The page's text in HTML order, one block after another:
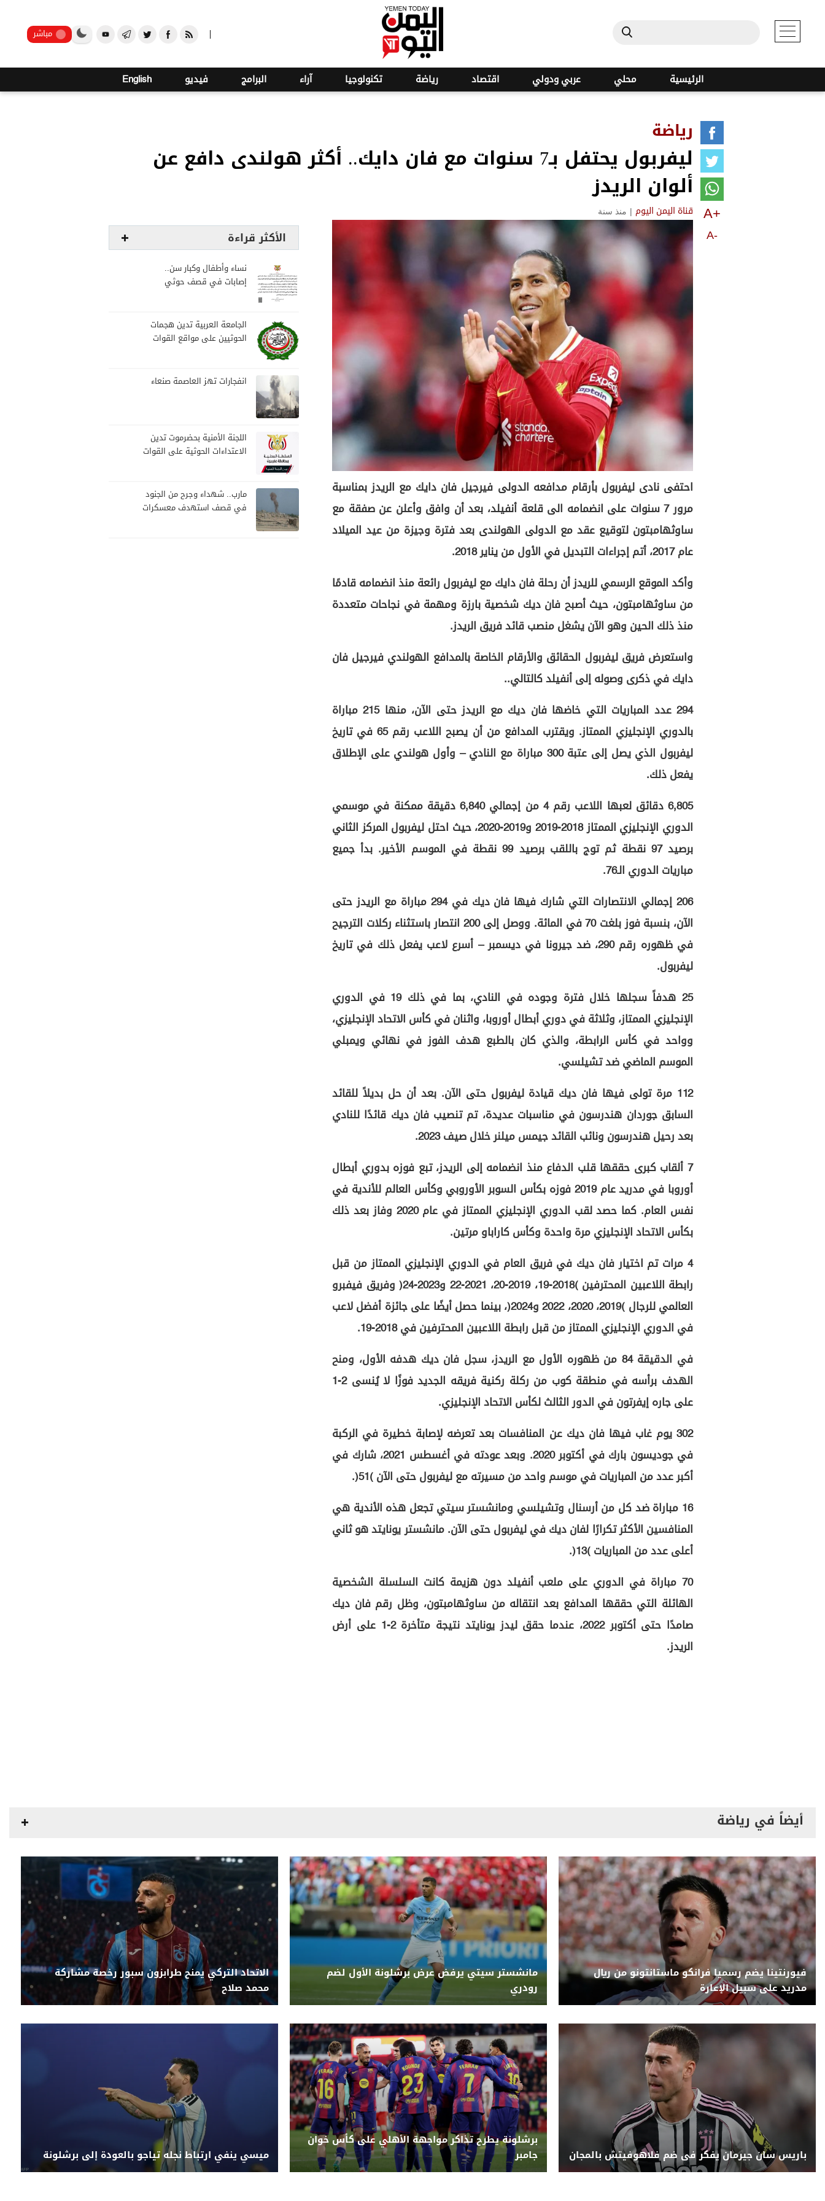
مباشر
الرئيسية محلي عربي ودولي اقتصاد رياضة تكنولوجيا آراء البرامج فيديو English
رياضة
ليفربول يحتفل بـ7 سنوات مع فان دايك.. أكثر هولندى دافع عن
ألوان الريدز
قناة اليمن اليوم | منذ سنة A+
A-
احتفى نادى ليفربول بأرقام مدافعه الدولى فيرجيل فان دايك مع الريدز بمناسبة
مرور 7 سنوات على انضمامه الى قلعة أنفيلد، بعد أن وافق وأعلن عن صفقة مع
ساوثهامبتون لتوقيع عقد مع الدولى الهولندى بعد فترة وجيزة من عيد الميلاد
عام 2017، أتم إجراءات التبديل في الأول من يناير 2018.
وأكد الموقع الرسمي للريدز أن رحلة فان دايك مع ليفربول رائعة منذ انضمامه قادمًا
من ساوثهامبتون، حيث أصبح فان ديك شخصية بارزة ومهمة في نجاحات متعددة
منذ ذلك الحين وهو الآن يشغل منصب قائد فريق الريدز.
واستعرض فريق ليفربول الحقائق والأرقام الخاصة بالمدافع الهولندي فيرجيل فان
دايك في ذكرى وصوله إلى أنفيلد كالتالي..
294 عدد المباريات التي خاضها فان ديك مع الريدز حتى الآن، منها 215 مباراة
بالدوري الإنجليزي الممتاز. ويقترب المدافع من أن يصبح اللاعب رقم 65 في تاريخ
ليفربول الذي يصل إلى عتبة 300 مباراة مع النادي – وأول هولندي على الإطلاق
يفعل ذلك.
6,805 دقائق لعبها اللاعب رقم 4 من إجمالي 6,840 دقيقة ممكنة في موسمي
الدوري الإنجليزي الممتاز 2018-2019 و2019-2020، حيث احتل ليفربول المركز الثاني
برصيد 97 نقطة ثم توج باللقب برصيد 99 نقطة في الموسم الأخير. بدأ جميع
مباريات الدوري الـ76.
206 إجمالي الانتصارات التي شارك فيها فان ديك في 294 مباراة مع الريدز حتى
الآن، بنسبة فوز بلغت 70 في المائة. ووصل إلى 200 انتصار باستثناء ركلات الترجيح
في ظهوره رقم 290، ضد جيرونا في ديسمبر – أسرع لاعب يفعل ذلك في تاريخ
ليفربول.
25 هدفاً سجلها خلال فترة وجوده في النادي، بما في ذلك 19 في الدوري
الإنجليزي الممتاز، وثلاثة في دوري أبطال أوروبا، واثنان في كأس الاتحاد الإنجليزي،
وواحد في كأس الرابطة، والذي كان بالطبع هدف الفوز في نهائي ويمبلي
الموسم الماضي ضد تشيلسي.
112 مرة تولى فيها فان ديك قيادة ليفربول حتى الآن. بعد أن حل بديلاً للقائد
السابق جوردان هندرسون في مناسبات عديدة، تم تنصيب فان ديك قائدًا للنادي
بعد رحيل هندرسون ونائب القائد جيمس ميلنر خلال صيف 2023.
7 ألقاب كبرى حققها قلب الدفاع منذ انضمامه إلى الريدز، تبع فوزه بدوري أبطال
أوروبا في مدريد عام 2019 فوزه بكأس السوبر الأوروبي وكأس العالم للأندية في
نفس العام. كما حصد لقب الدوري الإنجليزي الممتاز في عام 2020 وفاز بعد ذلك
بكأس الاتحاد الإنجليزي مرة واحدة وكأس كاراباو مرتين.
4 مرات تم اختيار فان ديك في فريق العام في الدوري الإنجليزي الممتاز من قبل
رابطة اللاعبين المحترفين (2018-19، 2019-20، 2021-22 و2023-24) وفريق فيفبرو
العالمي للرجال (2019، 2020، 2022 و2024)، بينما حصل أيضًا على جائزة أفضل لاعب
في الدوري الإنجليزي الممتاز من قبل رابطة اللاعبين المحترفين في 2018-19.
في الدقيقة 84 من ظهوره الأول مع الريدز، سجل فان ديك هدفه الأول، ومنح
الهدف برأسه في منطقة كوب من ركلة ركنية فريقه الجديد فوزًا لا يُنسى 2-1
على جاره إيفرتون في الدور الثالث لكأس الاتحاد الإنجليزي.
302 يوم غاب فيها فان ديك عن المنافسات بعد تعرضه لإصابة خطيرة في الركبة
في جوديسون بارك في أكتوبر 2020. وبعد عودته في أغسطس 2021، شارك في
أكبر عدد من المباريات في موسم واحد من مسيرته مع ليفربول حتى الآن (51).
16 مباراة ضد كل من أرسنال وتشيلسي ومانشستر سيتي تجعل هذه الأندية هي
المنافسين الأكثر تكرارًا لفان ديك في ليفربول حتى الآن. مانشستر يونايتد هو ثاني
أعلى عدد من المباريات (13).
70 مباراة في الدوري على ملعب أنفيلد دون هزيمة كانت السلسلة الشخصية
الهائلة التي حققها المدافع بعد انتقاله من ساوثهامبتون، وظل رقم فان ديك
صامدًا حتى أكتوبر 2022، عندما حقق ليدز يونايتد نتيجة متأخرة 2-1 على أرض
الريدز.
الأكثر قراءة
نساء وأطفال وكبار سن..
إصابات في قصف حوثي
الجامعة العربية تدين هجمات
الحوثيين على مواقع القوات
انفجارات تهز العاصمة صنعاء
اللجنة الأمنية بحضرموت تدين
الاعتداءات الحوثية على القوات
مارب.. شهداء وجرح من الجنود
في قصف استهدف معسكرات
أيضاً في رياضة
فيورنتينا يضم رسميا فرانكو ماستانتونو من ريال
مدريد على سبيل الإعارة
مانشستر سيتي يرفض عرض برشلونة الأول لضم
رودري
الاتحاد التركي يمنح طرابزون سبور رخصة مشاركة
محمد صلاح
باريس سان جيرمان يفكر فى ضم فلاهوفيتش بالمجان
برشلونة يطرح تذاكر مواجهة الأهلي على كأس خوان
جامبر
ميسي ينفي ارتباط نجله تياجو بالعودة إلى برشلونة